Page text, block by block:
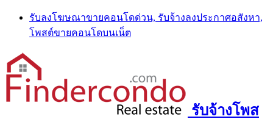
Skip
content
รับลงโฆษณาขายคอนโดด่วน, รับจ้างลงประกาศอสังหา,
โพสต์ขายคอนโดบนเน็ต
รับจ้างโพส